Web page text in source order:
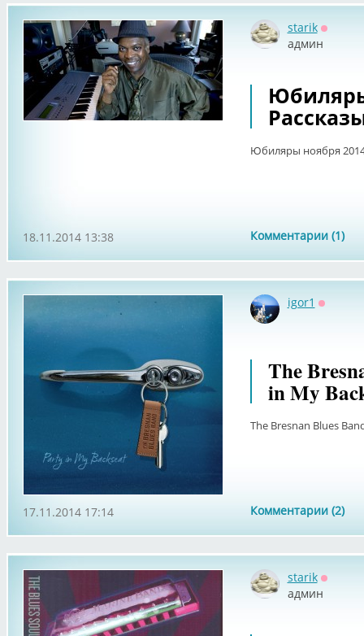
starik
админ
Юбиляры ноября
Комментарии (1)
18.11.2014 13:38
igor1
The
in My
The Bresnan Blues
Комментарии (2)
17.11.2014 17:14
starik
админ